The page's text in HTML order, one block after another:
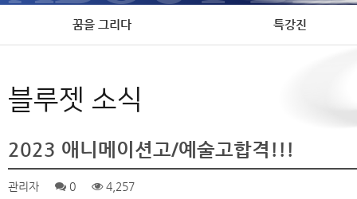
꿈을 그리다 특강진
블루젯 소식
2023 애니메이션고/예술고합격!!!
관리자 0 4,257